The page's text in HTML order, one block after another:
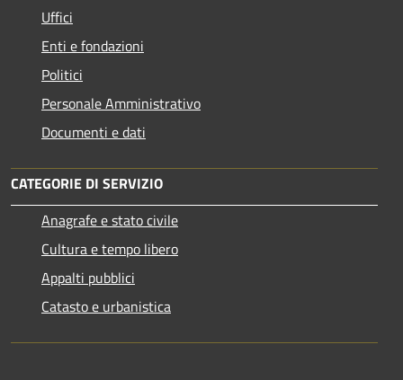
Uffici
Enti e fondazioni
Politici
Personale Amministrativo
Documenti e dati
CATEGORIE DI SERVIZIO
Anagrafe e stato civile
Cultura e tempo libero
Appalti pubblici
Catasto e urbanistica